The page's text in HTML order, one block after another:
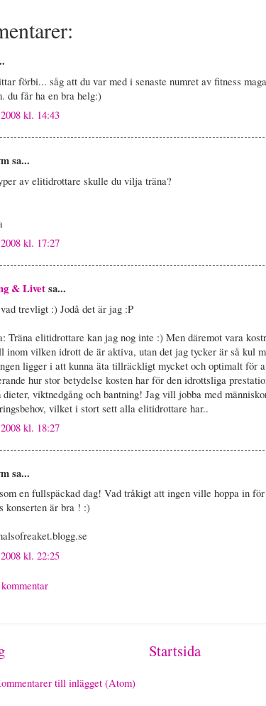
förbi... såg att du var med i senaste numret av fitness
du får ha en bra helg:)
kl. 14:43
sa...
av elitidrottare skulle du vilja träna?
kl. 17:27
& Livetsa...
trevligt :) Jodå det är jag :P
Träna elitidrottare kan jag nog inte :) Men däremot vara
inom vilken idrott de är aktiva, utan det jag tycker är så kul
ligger i att kunna äta tillräckligt mycket och optimalt för
hur stor betydelse kosten har för den idrottsliga
viktnedgång och bantning! Jag vill jobba med
vilket i stort sett alla elitidrottare har..
kl. 18:27
sa...
en fullspäckad dag! Vad tråkigt att ingen ville hoppa in
konserten är bra ! :)
kl. 22:25
Startsida
till inlägget (Atom)